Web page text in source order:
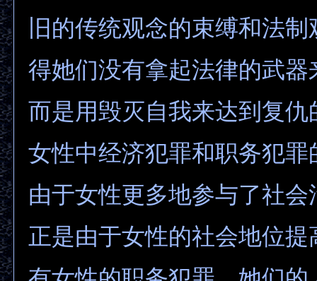
旧的传统观念的束缚和法
得她们没有拿起法律的武器
而是用毁灭自我来达到复仇
女性中经济犯罪和职务犯罪
由于女性更多地参与了社会
正是由于女性的社会地位提